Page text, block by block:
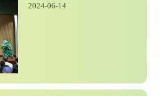
2024-06-14